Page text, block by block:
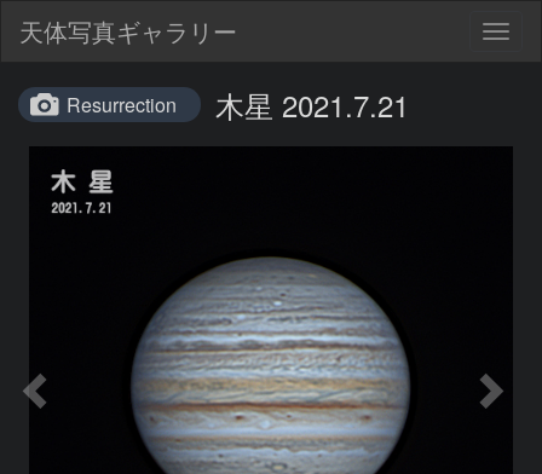
天体写真ギャラリー
Resurrection 木星 2021.7.21